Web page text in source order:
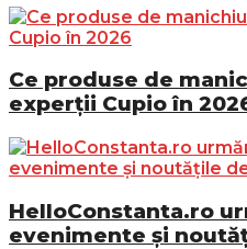
Ce produse de
experții Cupio în
HelloConstanta.ro
evenimente și